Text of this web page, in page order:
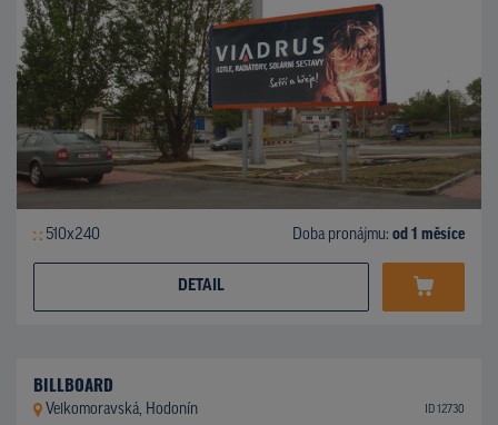
510x240 Doba pronájmu: od 1 měsíce
DETAIL
BILLBOARD
Velkomoravská, Hodonín ID 12730